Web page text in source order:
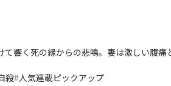
て響く死の縁からの悲鳴。妻は激しい腹
殺 人気連載ピックアップ